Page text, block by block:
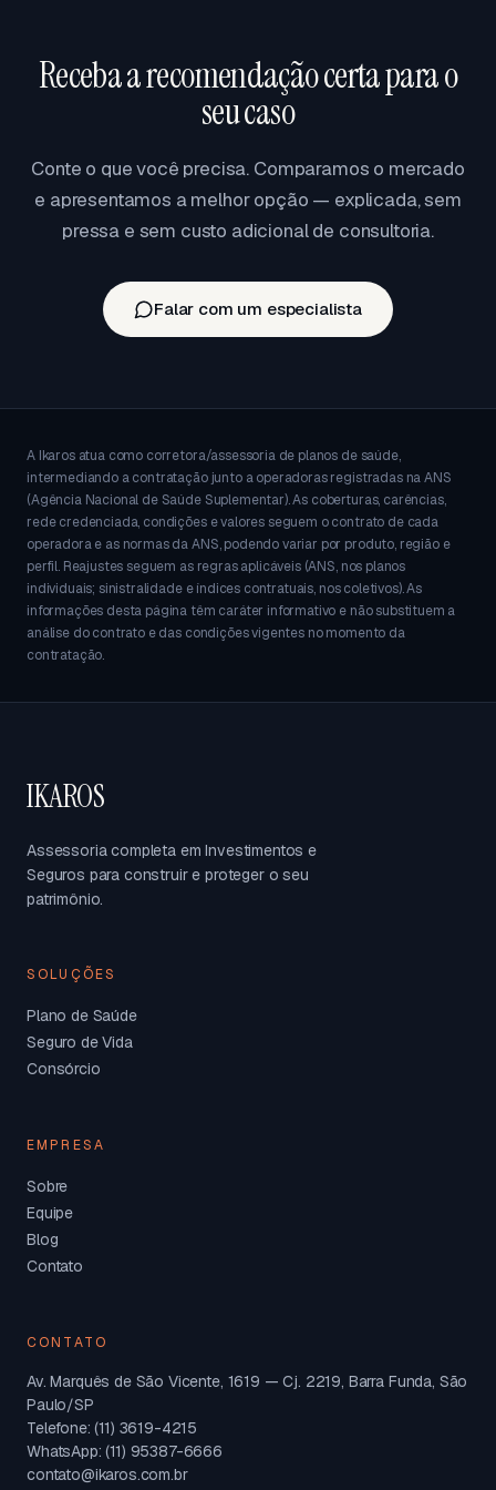
Receba a recomendação certa para o
seu caso
Conte o que você precisa. Comparamos o mercado
e apresentamos a melhor opção — explicada, sem
pressa e sem custo adicional de consultoria.
Falar com um especialista
A Ikaros atua como corretora/assessoria de planos de saúde,
intermediando a contratação junto a operadoras registradas na ANS
(Agência Nacional de Saúde Suplementar). As coberturas, carências,
rede credenciada, condições e valores seguem o contrato de cada
operadora e as normas da ANS, podendo variar por produto, região e
perfil. Reajustes seguem as regras aplicáveis (ANS, nos planos
individuais; sinistralidade e índices contratuais, nos coletivos). As
informações desta página têm caráter informativo e não substituem a
análise do contrato e das condições vigentes no momento da
contratação.
IKAROS
Assessoria completa em Investimentos e
Seguros para construir e proteger o seu
patrimônio.
SOLUÇÕES
Plano de Saúde
Seguro de Vida
Consórcio
EMPRESA
Sobre
Equipe
Blog
Contato
CONTATO
Av. Marquês de São Vicente, 1619 — Cj. 2219, Barra Funda, São
Paulo/SP
Telefone: (11) 3619-4215
WhatsApp: (11) 95387-6666
contato@ikaros.com.br